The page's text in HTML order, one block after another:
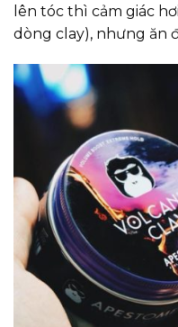
lên tóc thì cảm giác
dòng clay), nhưng ăn